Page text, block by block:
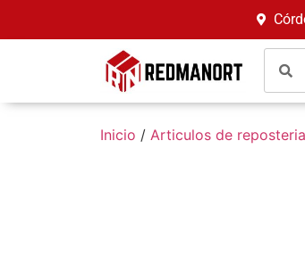
Inicio / Articulos de reposteria